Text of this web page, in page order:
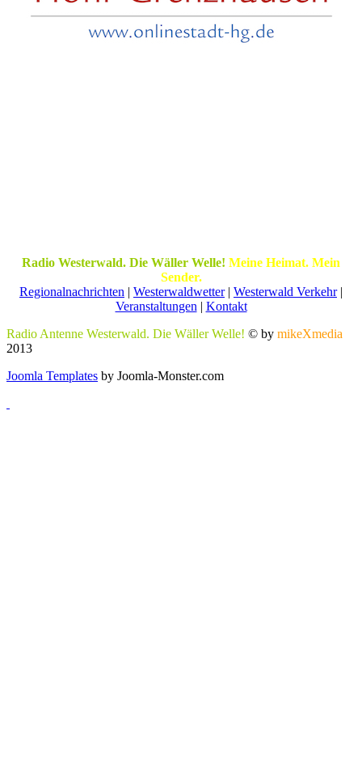
Radio Westerwald. Die Wäller Welle! Meine Heimat. Mein
Sender.
Regionalnachrichten | Westerwaldwetter| Westerwald Verkehr|
Veranstaltungen | Kontakt
Radio Antenne Westerwald. Die Wäller Welle! © by mikeXmedia
2013
Joomla Templates by Joomla-Monster.com